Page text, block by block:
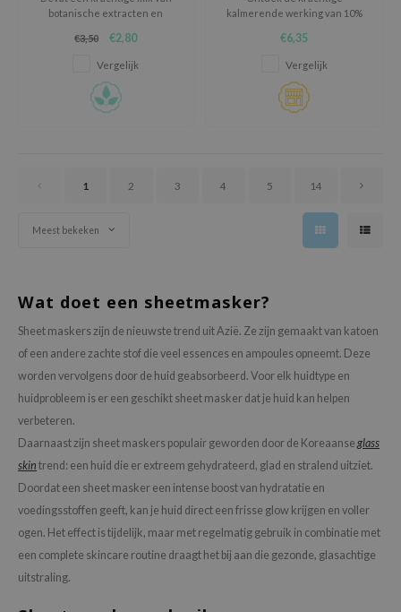
botanische extracten en
ingrediënten voor een
zichtbaar verbeterde teint.
€3,50 €2,80
Vergelijk
kalmerende werking van 10%
Refreshing Sea Kelp Real Deep
Mask– een hydraterend
hydrogelmasker dat de huid
verzacht, in balans brengt en
intens hydrateert.
€6,35
Vergelijk
1 2 3 4 5 14
Meest bekeken
Wat doet een sheetmasker?
Sheet maskers zijn de nieuwste trend uit Azië. Ze zijn gemaakt van katoen
of een andere zachte stof die veel essences en ampoules opneemt. Deze
worden vervolgens door de huid geabsorbeerd. Voor elk huidtype en
huidprobleem is er een geschikt sheet masker dat je huid kan helpen
verbeteren.
Daarnaast zijn sheet maskers populair geworden door de Koreaanseglass
skin trend: een huid die er extreem gehydrateerd, glad en stralend uitziet.
Doordat een sheet masker een intense boost van hydratatie en
voedingsstoffen geeft, kan je huid direct een frisse glow krijgen en voller
ogen. Het effect is tijdelijk, maar met regelmatig gebruik in combinatie met
een complete skincare routine draagt het bij aan die gezonde, glasachtige
uitstraling.